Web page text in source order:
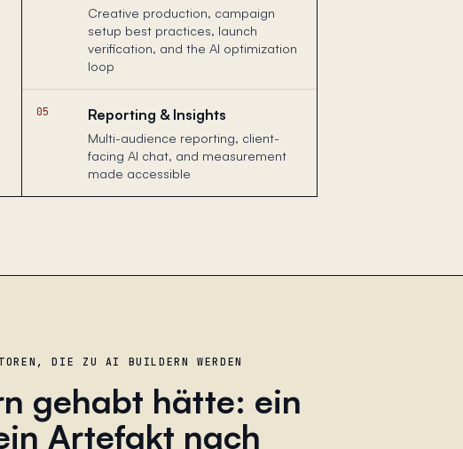
Creative production, campaign
setup best practices, launch
verification, and the AI optimization
loop
05 Reporting & Insights
Multi-audience reporting, client-
facing AI chat, and measurement
made accessible
DIE ZU AI BUILDERN WERDEN
gehabt hätte: ein
Artefakt nach